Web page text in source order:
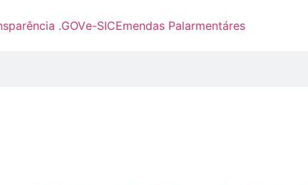
.GOVe-SICEmendas Palarmentáres